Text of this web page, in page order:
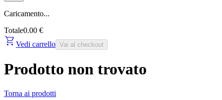
Caricamento...
Totale0.00 €
shopping_cart Vedi carrello Vai al checkout
Prodotto non trovato
Torna ai prodotti